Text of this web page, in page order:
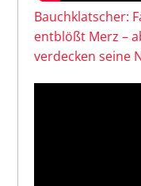
Bauchklatscher:
entblößt Merz –
verdecken seine